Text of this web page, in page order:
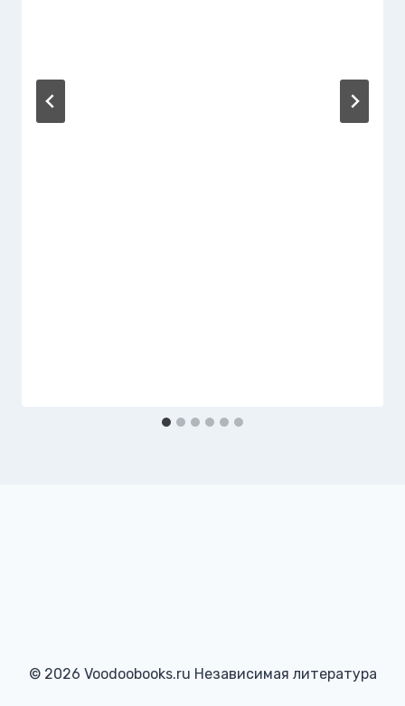
© 2026 Voodoobooks.ru Независимая литература